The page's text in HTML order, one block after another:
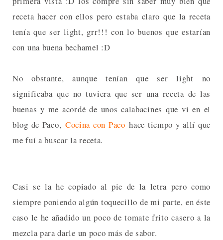
receta hacer con ellos pero estaba claro que la receta
tenía que ser light, grr!!! con lo buenos que estarían
con una buena bechamel :D
No obstante, aunque tenían que ser light no
significaba que no tuviera que ser una receta de las
buenas y me acordé de unos calabacines que ví en el
blog de Paco, Cocina con Paco hace tiempo y allí que
me fuí a buscar la receta.
Casi se la he copiado al pie de la letra pero como
siempre poniendo algún toquecillo de mi parte, en éste
caso le he añadido un poco de tomate frito casero a la
mezcla para darle un poco más de sabor.